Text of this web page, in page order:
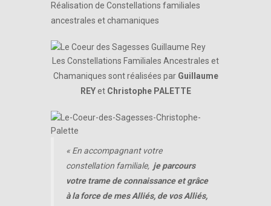
Réalisation de Constellations familiales
ancestrales et chamaniques
Les Constellations Familiales Ancestrales et
Chamaniques sont réalisées par Guillaume
REYet Christophe PALETTE
« En accompagnant votre
constellation familiale, je parcours
votre trame de connaissance et grâce
à la force de mes Alliés, de vos Alliés,